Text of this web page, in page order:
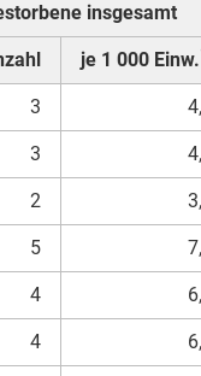
insgesamt
je 1 000 Einw.
3
3
2
5
4
4